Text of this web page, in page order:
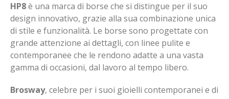
HP8è una marca di borse che si distingue per il suo
design innovativo, grazie alla sua combinazione unica
di stile e funzionalità. Le borse sono progettate con
grande attenzione ai dettagli, con linee pulite e
contemporanee che le rendono adatte a una vasta
gamma di occasioni, dal lavoro al tempo libero.
Brosway, celebre per i suoi gioielli contemporanei e di